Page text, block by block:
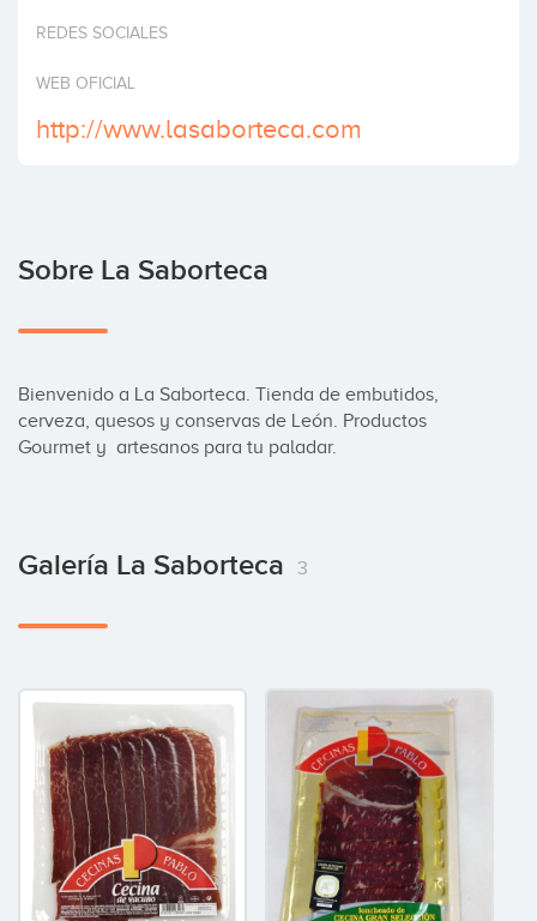
Invertir
REDES SOCIALES
WEB OFICIAL
http://www.lasaborteca.com
Sobre La Saborteca
Bienvenido a La Saborteca. Tienda de embutidos,
cerveza, quesos y conservas de León. Productos
Gourmet y  artesanos para tu paladar.
Galería La Saborteca 3